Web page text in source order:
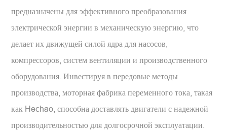
предназначены для эффективного преобразования
электрической энергии в механическую энергию, что
делает их движущей силой ядра для насосов,
компрессоров, систем вентиляции и производственного
оборудования. Инвестируя в передовые методы
производства, моторная фабрика переменного тока, такая
как Hechao, способна доставлять двигатели с надежной
производительностью для долгосрочной эксплуатации.